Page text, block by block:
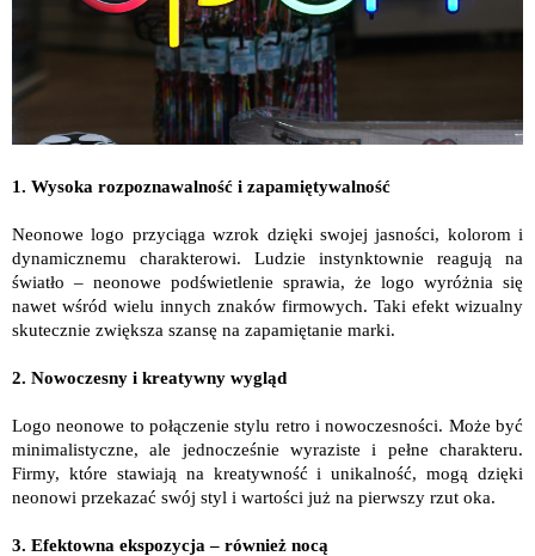
1. Wysoka rozpoznawalność i zapamiętywalność
Neonowe logo przyciąga wzrok dzięki swojej jasności, kolorom i
dynamicznemu charakterowi. Ludzie instynktownie reagują na
światło – neonowe podświetlenie sprawia, że logo wyróżnia się
nawet wśród wielu innych znaków firmowych. Taki efekt wizualny
skutecznie zwiększa szansę na zapamiętanie marki.
2. Nowoczesny i kreatywny wygląd
Logo neonowe to połączenie stylu retro i nowoczesności. Może być
minimalistyczne, ale jednocześnie wyraziste i pełne charakteru.
Firmy, które stawiają na kreatywność i unikalność, mogą dzięki
neonowi przekazać swój styl i wartości już na pierwszy rzut oka.
3. Efektowna ekspozycja – również nocą